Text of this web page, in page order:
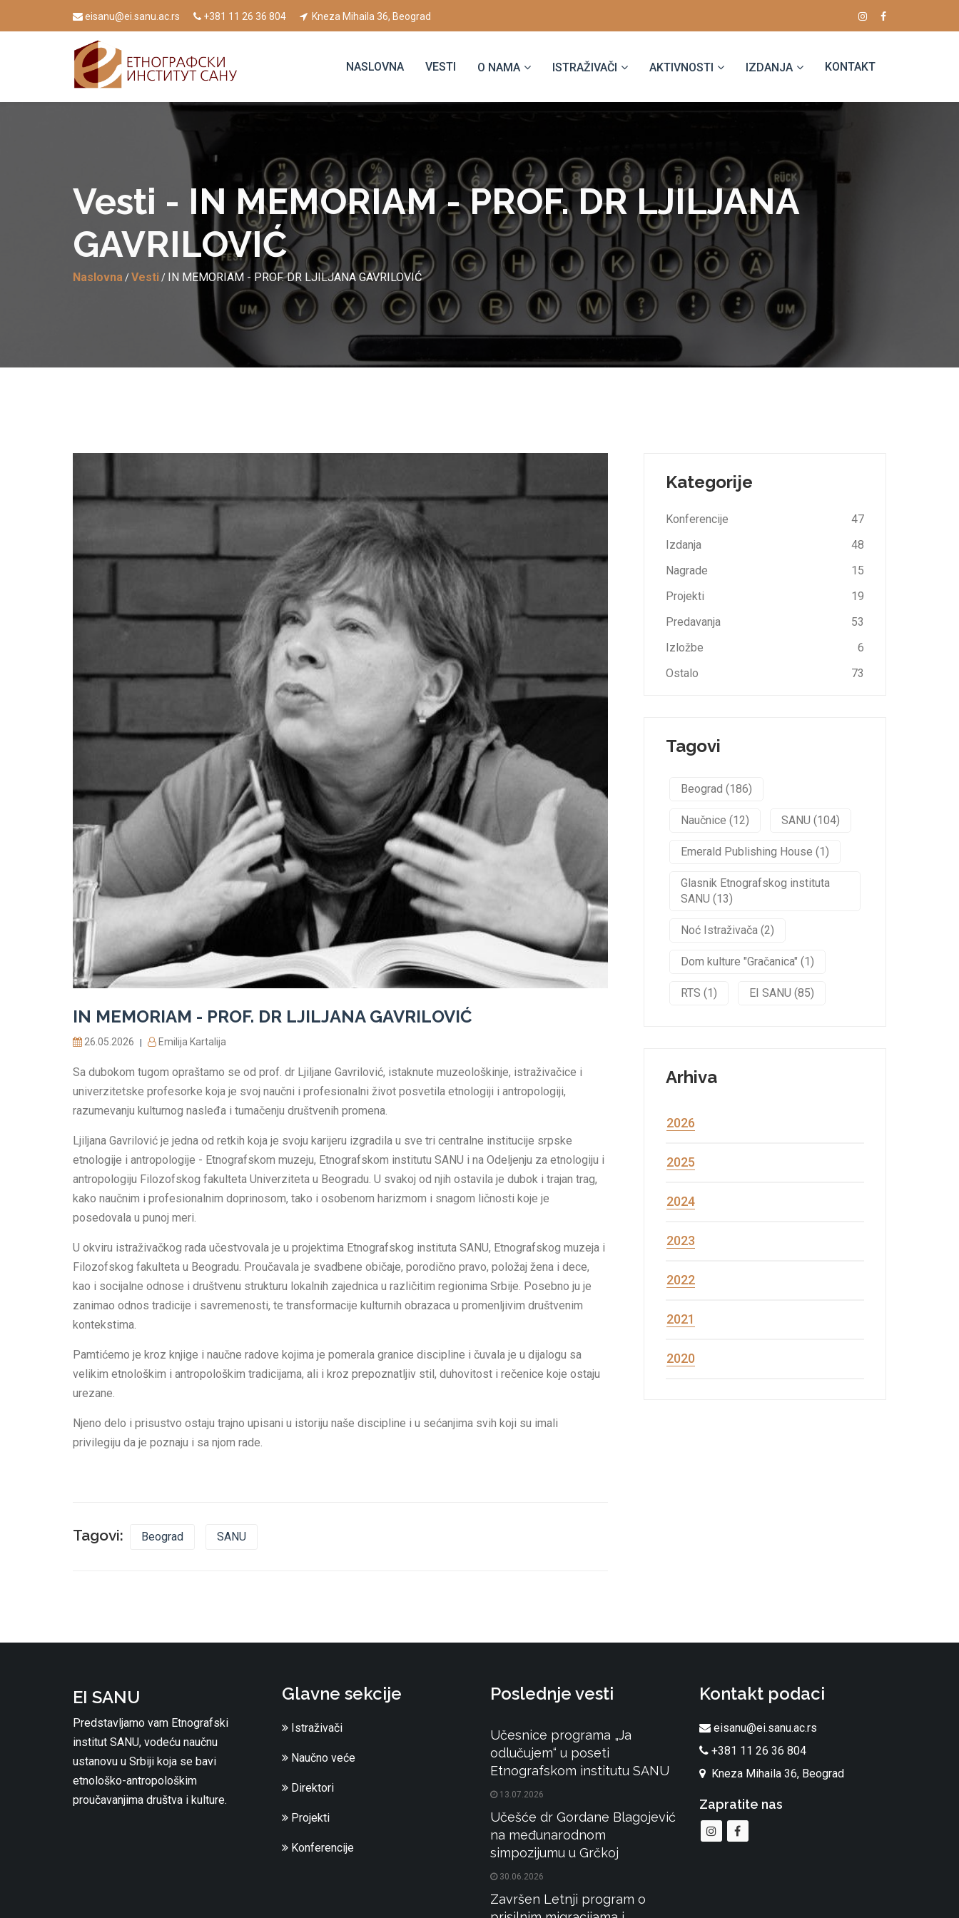
eisanu@ei.sanu.ac.rs +381 11 26 36 804 Kneza Mihaila 36, Beograd
NASLOVNA VESTI O NAMA ISTRAŽIVAČI AKTIVNOSTI IZDANJA KONTAKT
Vesti - IN MEMORIAM - PROF. DR LJILJANA
GAVRILOVIĆ
Naslovna /Vesti/ IN MEMORIAM - PROF. DR LJILJANA GAVRILOVIĆ
IN MEMORIAM - PROF. DR LJILJANA GAVRILOVIĆ
26.05.2026 Emilija Kartalija
Sa dubokom tugom opraštamo se od prof. dr Ljiljane Gavrilović, istaknute muzeološkinje, istraživačice i
univerzitetske profesorke koja je svoj naučni i profesionalni život posvetila etnologiji i antropologiji,
razumevanju kulturnog nasleđa i tumačenju društvenih promena.
Ljiljana Gavrilović je jedna od retkih koja je svoju karijeru izgradila u sve tri centralne institucije srpske
etnologije i antropologije - Etnografskom muzeju, Etnografskom institutu SANU i na Odeljenju za etnologiju i
antropologiju Filozofskog fakulteta Univerziteta u Beogradu. U svakoj od njih ostavila je dubok i trajan trag,
kako naučnim i profesionalnim doprinosom, tako i osobenom harizmom i snagom ličnosti koje je
posedovala u punoj meri.
U okviru istraživačkog rada učestvovala je u projektima Etnografskog instituta SANU, Etnografskog muzeja i
Filozofskog fakulteta u Beogradu. Proučavala je svadbene običaje, porodično pravo, položaj žena i dece,
kao i socijalne odnose i društvenu strukturu lokalnih zajednica u različitim regionima Srbije. Posebno ju je
zanimao odnos tradicije i savremenosti, te transformacije kulturnih obrazaca u promenljivim društvenim
kontekstima.
Pamtićemo je kroz knjige i naučne radove kojima je pomerala granice discipline i čuvala je u dijalogu sa
velikim etnološkim i antropološkim tradicijama, ali i kroz prepoznatljiv stil, duhovitost i rečenice koje ostaju
urezane.
Njeno delo i prisustvo ostaju trajno upisani u istoriju naše discipline i u sećanjima svih koji su imali
privilegiju da je poznaju i sa njom rade.
Tagovi: Beograd SANU
Kategorije
Konferencije
47
Izdanja
48
Nagrade
15
Projekti
19
Predavanja
53
Izložbe
6
Ostalo
73
Tagovi
Beograd (186)
Naučnice (12) SANU (104)
Emerald Publishing House (1)
Glasnik Etnografskog instituta
SANU (13)
Noć Istraživača (2)
Dom kulture "Gračanica" (1)
RTS (1) EI SANU (85)
Arhiva
2026
2025
2024
2023
2022
2021
2020
EI SANU
Predstavljamo vam Etnografski
institut SANU, vodeću naučnu
ustanovu u Srbiji koja se bavi
etnološko-antropološkim
proučavanjima društva i kulture.
Glavne sekcije
Istraživači
Naučno veće
Direktori
Projekti
Konferencije
Poslednje vesti
Učesnice programa „Ja
odlučujem“ u poseti
Etnografskom institutu SANU
13.07.2026
Učešće dr Gordane Blagojević
na međunarodnom
simpozijumu u Grčkoj
30.06.2026
Završen Letnji program o
Kontakt podaci
eisanu@ei.sanu.ac.rs
+381 11 26 36 804
Kneza Mihaila 36, Beograd
Zapratite nas